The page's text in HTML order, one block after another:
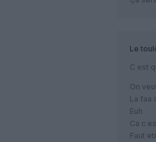
Le
C est
On
La faa
Euh
Ca c
Faut